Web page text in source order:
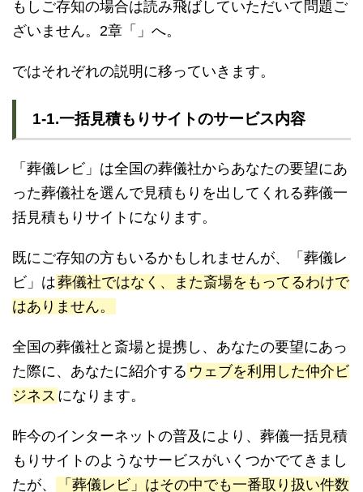
もしご存知の場合は読み飛ばしていただいて問題ご
ざいません。2章「」へ。
ではそれぞれの説明に移っていきます。
1-1.一括見積もりサイトのサービス内容
「葬儀レビ」は全国の葬儀社からあなたの要望にあ
った葬儀社を選んで見積もりを出してくれる葬儀一
括見積もりサイトになります。
既にご存知の方もいるかもしれませんが、「葬儀レ
ビ」は葬儀社ではなく、また斎場をもってるわけで
はありません。
全国の葬儀社と斎場と提携し、あなたの要望にあっ
た際に、あなたに紹介する ウェブを利用した仲介ビ
ジネス になります。
昨今のインターネットの普及により、葬儀一括見積
もりサイトのようなサービスがいくつかでてきまし
たが、
「葬儀レビ」はその中でも一番取り扱い件数